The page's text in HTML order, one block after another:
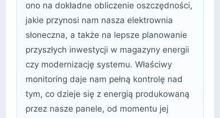
ono na dokładne obliczenie oszczędności,
jakie przynosi nam nasza elektrownia
słoneczna, a także na lepsze planowanie
przyszłych inwestycji w magazyny energii
czy modernizację systemu. Właściwy
monitoring daje nam pełną kontrolę nad
tym, co dzieje się z energią produkowaną
przez nasze panele, od momentu jej